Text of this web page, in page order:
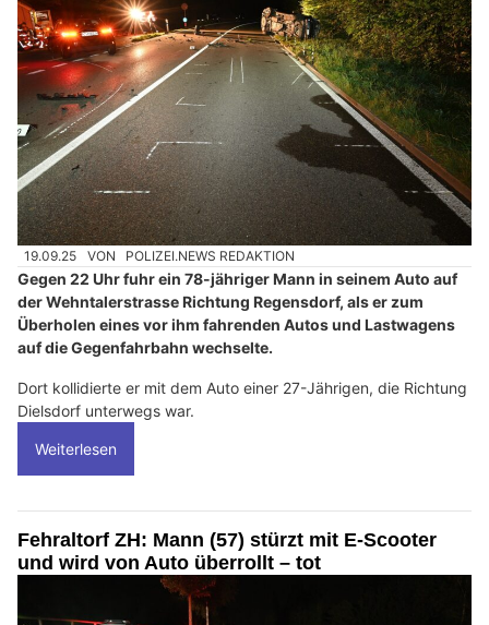
19.09.25 VON POLIZEI.NEWS REDAKTION
Gegen 22 Uhr fuhr ein 78-jähriger Mann in seinem Auto auf
der Wehntalerstrasse Richtung Regensdorf, als er zum
Überholen eines vor ihm fahrenden Autos und Lastwagens
auf die Gegenfahrbahn wechselte.
Dort kollidierte er mit dem Auto einer 27-Jährigen, die Richtung
Dielsdorf unterwegs war.
Weiterlesen
Fehraltorf ZH: Mann (57) stürzt mit E-Scooter
und wird von Auto überrollt – tot